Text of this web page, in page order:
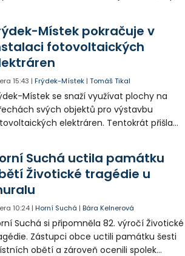
někteří obyvatelé rozhodli sepsat petici.
Místek pokračuje v
fotovoltaických
15:43 |Frýdek-Místek |Tomáš Tikal
Místek se snaží využívat plochy na
svých objektů pro výstavbu
elektráren. Tentokrát přišla
Suchá uctila památku
Životické tragédie u
10:24 |Horní Suchá |Bára Kelnerová
Suchá si připomněla 82. výročí Životické
Zástupci obce uctili památku šesti
obětí a zároveň ocenili spolek